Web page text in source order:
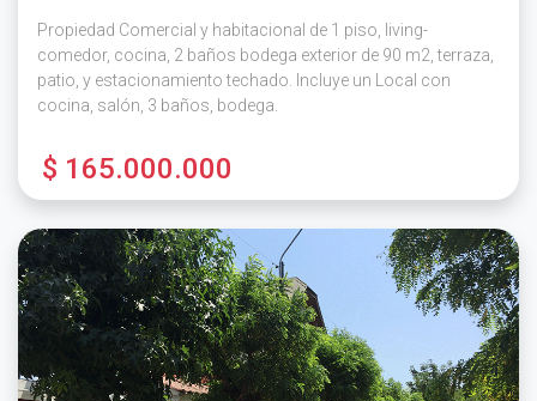
Propiedad Comercial y habitacional de 1 piso, living-
comedor, cocina, 2 baños bodega exterior de 90 m2, terraza,
patio, y estacionamiento techado. Incluye un Local con
cocina, salón, 3 baños, bodega.
$ 165.000.000